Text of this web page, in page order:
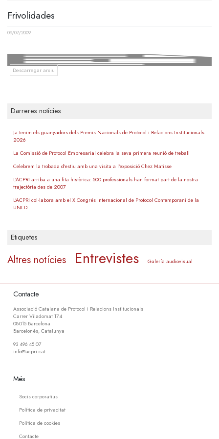
Frivolidades
09/07/2009
Descarregar arxiu
Darreres notícies
Ja tenim els guanyadors dels Premis Nacionals de Protocol i Relacions Institucionals
2026
La Comissió de Protocol Empresarial celebra la seva primera reunió de treball
Celebrem la trobada d’estiu amb una visita a l’exposició Chez Matisse
L’ACPRI arriba a una fita històrica: 500 professionals han format part de la nostra
trajectòria des de 2007
L’ACPRI col·labora amb el X Congrés Internacional de Protocol Contemporani de la
UNED
Etiquetes
Altres notícies Entrevistes Galería audiovisual
Contacte
Associació Catalana de Protocol i Relacions Institucionals
Carrer Viladomat 174
08015 Barcelona
Barcelonès, Catalunya
93 496 45 07
info@acpri.cat
Més
Socis corporatius
Política de privacitat
Política de cookies
Contacte